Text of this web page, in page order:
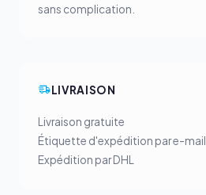
sans complication.
LIVRAISON
Livraison gratuite
Étiquette d'expédition par e-mail
Expédition par DHL